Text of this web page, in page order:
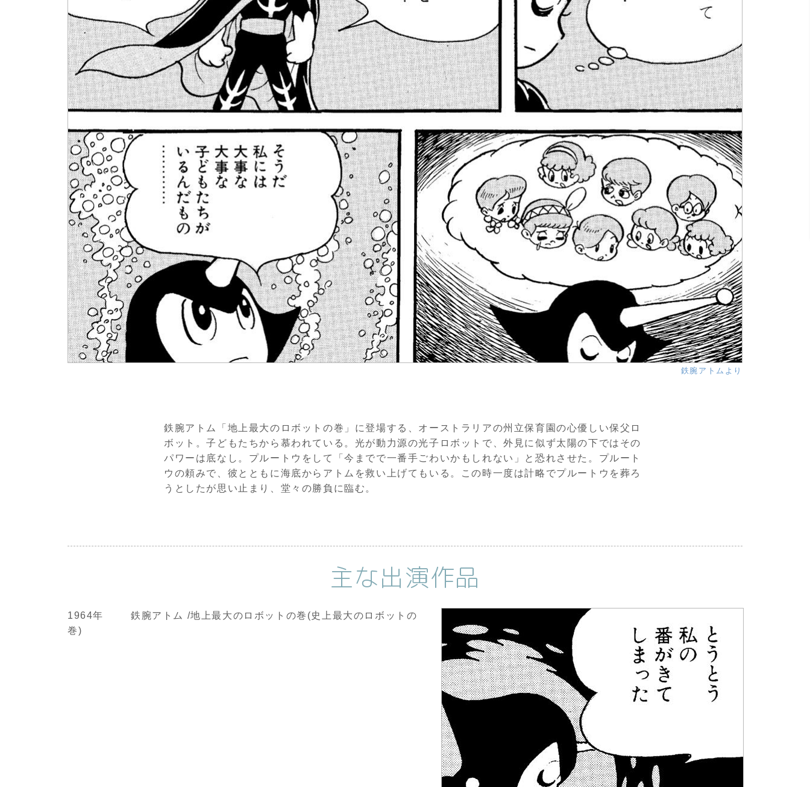
鉄腕アトムより
鉄腕アトム「地上最大のロボットの巻」に登場する、オーストラリアの州立保育園の心優しい保父ロ
ボット。子どもたちから慕われている。光が動力源の光子ロボットで、外見に似ず太陽の下ではその
パワーは底なし。プルートウをして「今までで一番手ごわいかもしれない」と恐れさせた。プルート
ウの頼みで、彼とともに海底からアトムを救い上げてもいる。この時一度は計略でプルートウを葬ろ
うとしたが思い止まり、堂々の勝負に臨む。
主な出演作品
1964年
鉄腕アトム /地上最大のロボットの巻(史上最大のロボットの
巻)